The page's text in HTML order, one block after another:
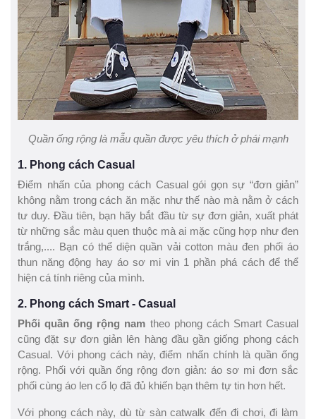
Quần ống rộng là mẫu quần được yêu thích ở phái mạnh
1. Phong cách Casual
Điểm nhấn của phong cách Casual gói gọn sự “đơn giản”
không nằm trong cách ăn mặc như thế nào mà nằm ở cách
tư duy. Đầu tiên, bạn hãy bắt đầu từ sự đơn giản, xuất phát
từ những sắc màu quen thuộc mà ai mặc cũng hợp như đen
trắng,.... Bạn có thể diện quần vải cotton màu đen phối áo
thun năng động hay áo sơ mi vin 1 phần phá cách để thể
hiện cá tính riêng của mình.
2. Phong cách Smart - Casual
Phối quần ống rộng nam theo phong cách Smart Casual
cũng đặt sự đơn giản lên hàng đầu gần giống phong cách
Casual. Với phong cách này, điểm nhấn chính là quần ống
rộng. Phối với quần ống rộng đơn giản: áo sơ mi đơn sắc
phối cùng áo len cổ lọ đã đủ khiến bạn thêm tự tin hơn hết.
Với phong cách này, dù từ sàn catwalk đến đi chơi, đi làm